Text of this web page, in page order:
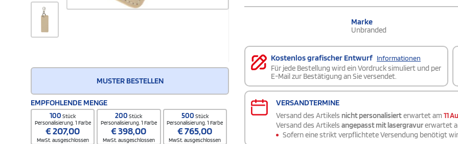
MUSTER BESTELLEN
EMPFOHLENDE MENGE
100Stück
Personalisierung. 1 Farbe
€207,00
MwSt. ausgeschlossen
200Stück
Personalisierung. 1 Farbe
€398,00
MwSt. ausgeschlossen
500 Stück
Personalisierung. 1 Farbe
€765,00
MwSt. ausgeschlossen
Marke
Unbranded
Kostenlos grafischer Entwurf Informationen
Für jede Bestellung wird ein Vordruck simuliert und per
E-Mail zur Bestätigung an Sie versendet.
VERSANDTERMINE
Versand des Artikels nicht personalisierterwartet am 11
Versand des Artikels angepasst mit lasergravurerwartet
Sofern eine strikt verpflichtete Versendung benötigt